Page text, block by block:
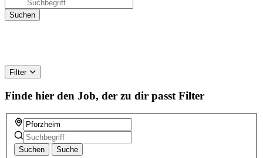
Filter
Finde hier den Job, der zu dir passt Filter
Suchen Suche